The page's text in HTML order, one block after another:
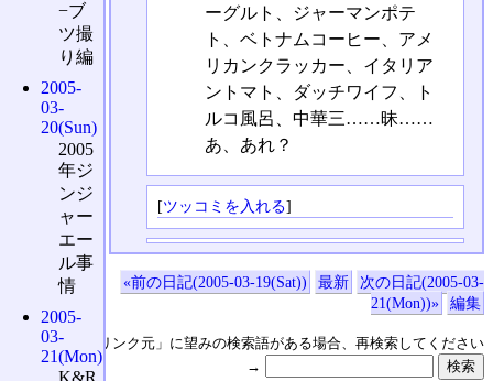
ーグルト、ジャーマンポテ
ト、ベトナムコーヒー、アメ
リカンクラッカー、イタリア
ントマト、ダッチワイフ、ト
ルコ風呂、中華三……昧……
あ、あれ？
[ツッコミを入れる]
«前の日記(2005-03-19(Sat)) 最新
次の日記(2005-03-
21(Mon))»
編集
↑の「本日のリンク元」に望みの検索語がある場合、再検索してください
→
−ブ
ツ撮
り編
2005-
03-
20(Sun)
2005
年ジ
ンジ
ャー
エー
ル事
情
2005-
03-
21(Mon)